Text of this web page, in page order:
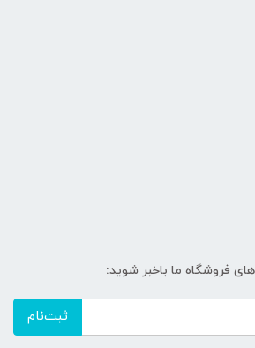
فروشگاه ما باخبر شوید:
ثبت‌نام